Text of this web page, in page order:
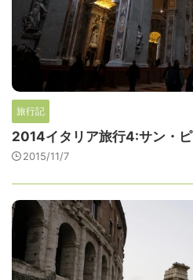
旅行記
2014イタリア旅行4:サン・
2015/11/7